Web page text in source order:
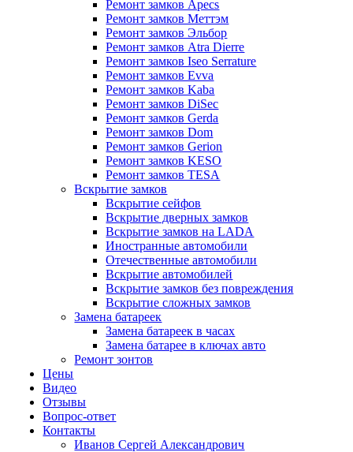
Ремонт замков Apecs
Ремонт замков Меттэм
Ремонт замков Эльбор
Ремонт замков Atra Dierre
Ремонт замков Iseo Serrature
Ремонт замков Evva
Ремонт замков Kaba
Ремонт замков DiSec
Ремонт замков Gerda
Ремонт замков Dom
Ремонт замков Gerion
Ремонт замков KESO
Ремонт замков TESA
Вскрытие замков
Вскрытие сейфов
Вскрытие дверных замков
Вскрытие замков на LADA
Иностранные автомобили
Отечественные автомобили
Вскрытие автомобилей
Вскрытие замков без повреждения
Вскрытие сложных замков
Замена батареек
Замена батареек в часах
Замена батарее в ключах авто
Ремонт зонтов
Цены
Видео
Отзывы
Вопрос-ответ
Контакты
Иванов Сергей Александрович